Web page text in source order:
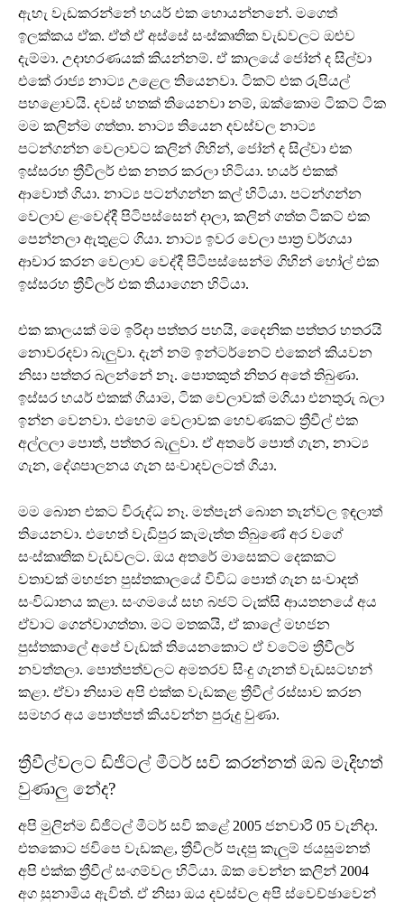
ඇහැ වැඩකරන්නේ හයර් එක හොයන්නනේ. මගෙත්
ඉලක්කය ඒක. ඒත් ඒ අස්සේ සංස්කෘතික වැඩවලට ඔළුව
දැම්මා. උදාහරණයක් කියන්නම්. ඒ කාලයේ ජෝන් ද සිල්වා
එකේ රාජ්‍ය නාට්‍ය උළෙල තියෙනවා. ටිකට් එක රුපියල්
පහළොවයි. දවස් හතක් තියෙනවා නම්, ඔක්කොම ටිකට් ටික
මම කලින්ම ගත්තා. නාට්‍ය තියෙන දවස්වල නාට්‍ය
පටන්ගන්න වෙලාවට කලින් ගිහින්, ජෝන් ද සිල්වා එක
ඉස්සරහ ත්‍රීවීලර් එක නතර කරලා හිටියා. හයර් එකක්
ආවොත් ගියා. නාට්‍ය පටන්ගන්න කල් හිටියා. පටන්ගන්න
වෙලාව ළංවෙද්දී පිටිපස්සෙන් දාලා, කලින් ගත්ත ටිකට් එක
පෙන්නලා ඇතුළට ගියා. නාට්‍ය ඉවර වෙලා පාත්‍ර වර්ගයා
ආචාර කරන වෙලාව වෙද්දී පිටිපස්සෙන්ම ගිහින් හෝල් එක
ඉස්සරහ ත්‍රීවීලර් එක තියාගෙන හිටියා.
එක කාලයක් මම ඉරිදා පත්තර පහයි, දෛනික පත්තර හතරයි
නොවරදවා බැලුවා. දැන් නම් ඉන්ටර්නෙට් එකෙන් කියවන
නිසා පත්තර බලන්නේ නෑ. පොතකුත් නිතර අතේ තිබුණා.
ඉස්සර හයර් එකක් ගියාම, ටික වෙලාවක් මගියා එනතුරු බලා
ඉන්න වෙනවා. එහෙම වෙලාවක හෙවණකට ත්‍රීවීල් එක
අල්ලලා පොත්, පත්තර බැලුවා. ඒ අතරේ පොත් ගැන, නාට්‍ය
ගැන, දේශපාලනය ගැන සංවාදවලටත් ගියා.
මම බොන එකට විරුද්ධ නෑ. මත්පැන් බොන තැන්වල ඉඳලාත්
තියෙනවා. එහෙත් වැඩිපුර කැමැත්ත තිබුණේ අර වගේ
සංස්කෘතික වැඩවලට. ඔය අතරේ මාසෙකට දෙකකට
වතාවක් මහජන පුස්තකාලයේ විවිධ පොත් ගැන සංවාදත්
සංවිධානය කළා. සංගමයේ සහ බජට් ටැක්සි ආයතනයේ අය
ඒවාට ගෙන්වාගත්තා. මට මතකයි, ඒ කාලේ මහජන
පුස්තකාලේ අපේ වැඩක් තියෙනකොට ඒ වටේම ත්‍රීවීලර්
නවත්තලා. පොත්පත්වලට අමතරව සිංදු ගැනත් වැඩසටහන්
කළා. ඒවා නිසාම අපි එක්ක වැඩකළ ත්‍රීවීල් රස්සාව කරන
සමහර අය පොත්පත් කියවන්න පුරුදු වුණා.
ත්‍රීවීල්වලට ඩිජිටල් මීටර් සවි කරන්නත් ඔබ මැදිහත්
වුණාලු නේද?
අපි මුලින්ම ඩිජිටල් මීටර් සවි කළේ 2005 ජනවාරි 05 වැනිදා.
එතකොට ජවිපෙ වැඩකළ, ත්‍රීවීලර් පැදපු කැලුම් ජයසුමනත්
අපි එක්ක ත්‍රීවීල් සංගම්වල හිටියා. ඕක වෙන්න කලින් 2004
අග සුනාමිය ඇවිත්. ඒ නිසා ඔය දවස්වල අපි ස්වෙච්ඡාවෙන්